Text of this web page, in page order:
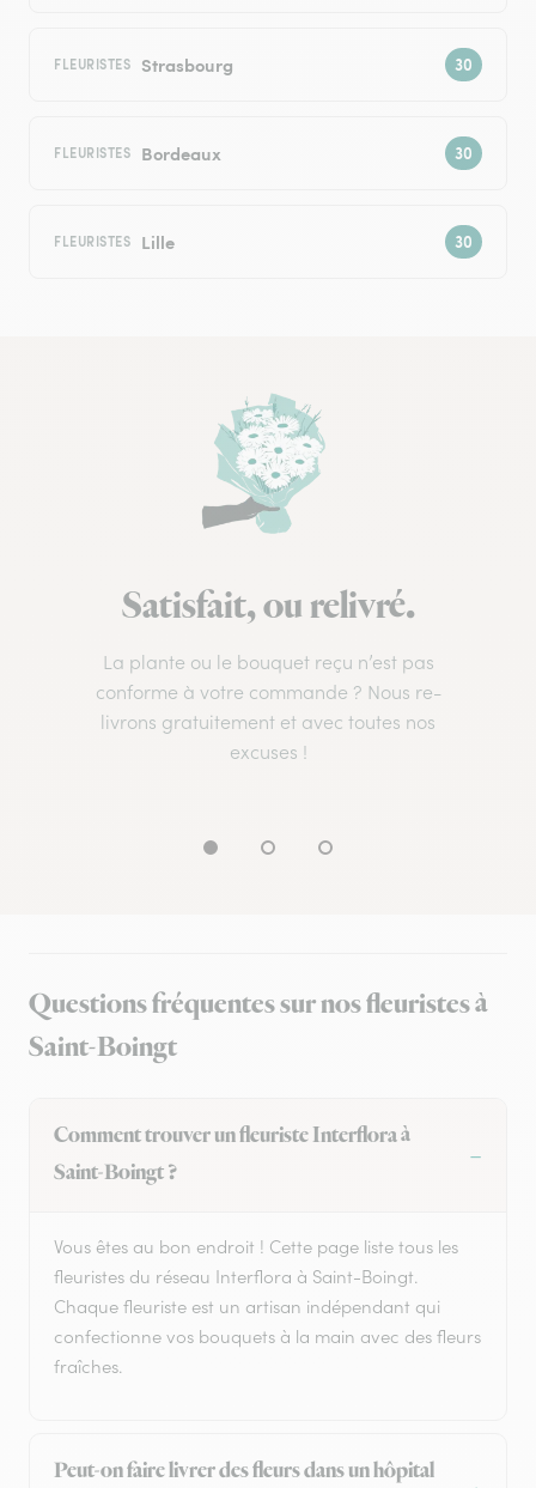
FLEURISTES Strasbourg
FLEURISTES Bordeaux
FLEURISTES Lille
Satisfait, ou relivré.
La plante ou le bouquet reçu n’est pas
conforme à votre commande ? Nous re-
livrons gratuitement et avec toutes nos
excuses !
Questions fréquentes sur nos fleuristes à
Saint-Boingt
Comment trouver un fleuriste Interflora à
Saint-Boingt ?
Vous êtes au bon endroit ! Cette page liste tous les
fleuristes du réseau Interflora à Saint-Boingt.
Chaque fleuriste est un artisan indépendant qui
confectionne vos bouquets à la main avec des fleurs
fraîches.
Peut-on faire livrer des fleurs dans un hôpital